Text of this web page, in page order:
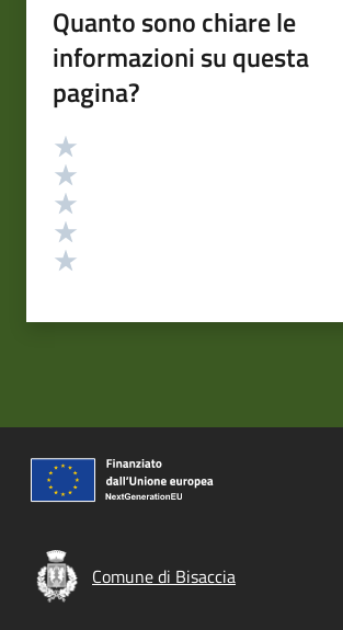
Quanto sono chiare le
informazioni su questa
pagina?
Valutazione
Comune di Bisaccia